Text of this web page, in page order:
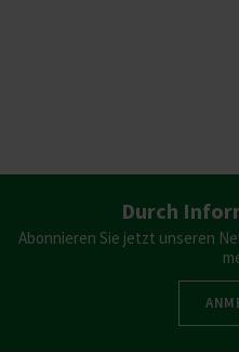
Durch
Abonnieren Sie jetzt unseren